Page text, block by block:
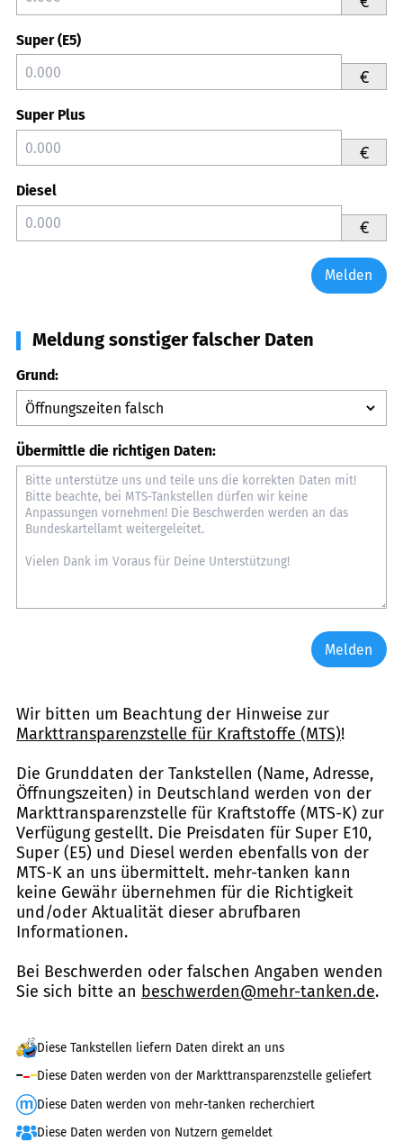
Super (E5)
€
Super Plus
€
Diesel
€
Melden
Meldung sonstiger falscher Daten
Grund:
Übermittle die richtigen Daten:
Melden
Wir bitten um Beachtung der Hinweise zur
Markttransparenzstelle für Kraftstoffe (MTS)!
Die Grunddaten der Tankstellen (Name, Adresse,
Öffnungszeiten) in Deutschland werden von der
Markttransparenzstelle für Kraftstoffe (MTS-K) zur
Verfügung gestellt. Die Preisdaten für Super E10,
Super (E5) und Diesel werden ebenfalls von der
MTS-K an uns übermittelt. mehr-tanken kann
keine Gewähr übernehmen für die Richtigkeit
und/oder Aktualität dieser abrufbaren
Informationen.
Bei Beschwerden oder falschen Angaben wenden
Sie sich bitte an beschwerden@mehr-tanken.de.
Diese Tankstellen liefern Daten direkt an uns
Diese Daten werden von der Markttransparenzstelle geliefert
Diese Daten werden von mehr-tanken recherchiert
Diese Daten werden von Nutzern gemeldet